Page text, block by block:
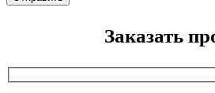
Заказать